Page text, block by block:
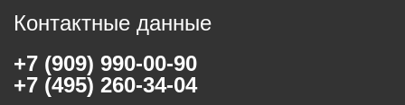
Контактные данные
+7 (909) 990-00-90
+7 (495) 260-34-04